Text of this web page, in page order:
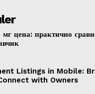
цена: практично
Listings in Mobile:
with Owners